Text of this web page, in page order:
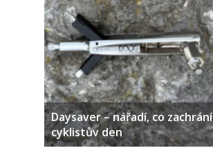
Daysaver – nářadí, co zachrání
cyklistův den